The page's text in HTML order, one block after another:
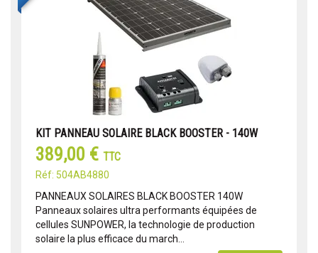
KIT PANNEAU SOLAIRE BLACK BOOSTER - 140W
389,00 € TTC
Réf: 504AB4880
PANNEAUX SOLAIRES BLACK BOOSTER 140W
Panneaux solaires ultra performants équipées de
cellules SUNPOWER, la technologie de production
solaire la plus efficace du march...